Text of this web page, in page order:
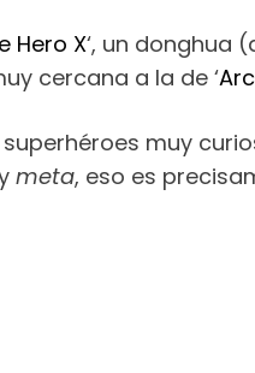
Hero X‘, un donghua
cercana a la de ‘
muy
meta, eso es